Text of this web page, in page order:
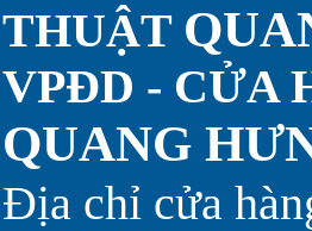
THUẬT
VPĐD - CỬA
QUANG
Địa chỉ cửa